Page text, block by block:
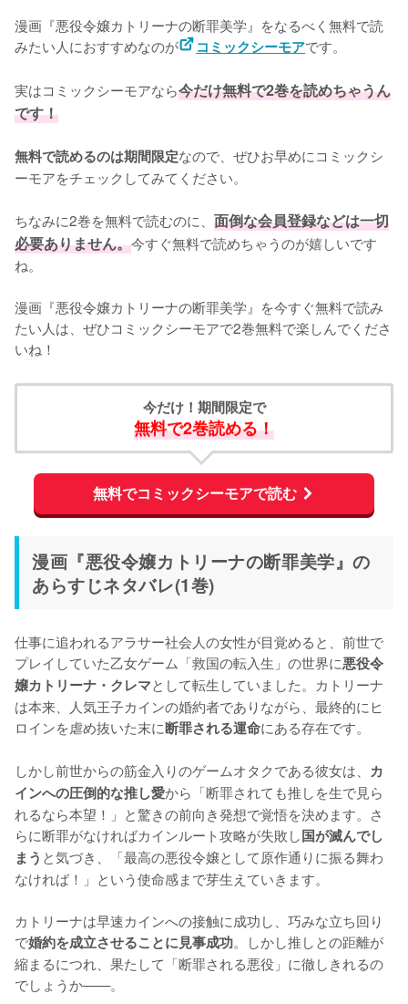
漫画『悪役令嬢カトリーナの断罪美学』をなるべく無料で読
みたい人におすすめなのが
コミックシーモアです。
実はコミックシーモアなら今だけ無料で2巻を読めちゃうん
です！
無料で読めるのは期間限定なので、ぜひお早めにコミックシ
ーモアをチェックしてみてください。
ちなみに2巻を無料で読むのに、 面倒な会員登録などは一切
必要ありません。今すぐ無料で読めちゃうのが嬉しいです
ね。
漫画『悪役令嬢カトリーナの断罪美学』を今すぐ無料で読み
たい人は、ぜひコミックシーモアで2巻無料で楽しんでくださ
いね！
今だけ！期間限定で
無料で2巻読める！
無料でコミックシーモアで読む
漫画『悪役令嬢カトリーナの断罪美学』の
あらすじネタバレ(1巻)
仕事に追われるアラサー社会人の女性が目覚めると、前世で
プレイしていた乙女ゲーム「救国の転入生」の世界に悪役令
嬢カトリーナ・クレマとして転生していました。カトリーナ
は本来、人気王子カインの婚約者でありながら、最終的にヒ
ロインを虐め抜いた末に断罪される運命にある存在です。
しかし前世からの筋金入りのゲームオタクである彼女は、 カ
インへの圧倒的な推し愛から「断罪されても推しを生で見ら
れるなら本望！」と驚きの前向き発想で覚悟を決めます。さ
らに断罪がなければカインルート攻略が失敗し国が滅んでし
まう と気づき、「最高の悪役令嬢として原作通りに振る舞わ
なければ！」という使命感まで芽生えていきます。
カトリーナは早速カインへの接触に成功し、巧みな立ち回り
で婚約を成立させることに見事成功。しかし推しとの距離が
縮まるにつれ、果たして「断罪される悪役」に徹しきれるの
でしょうか——。